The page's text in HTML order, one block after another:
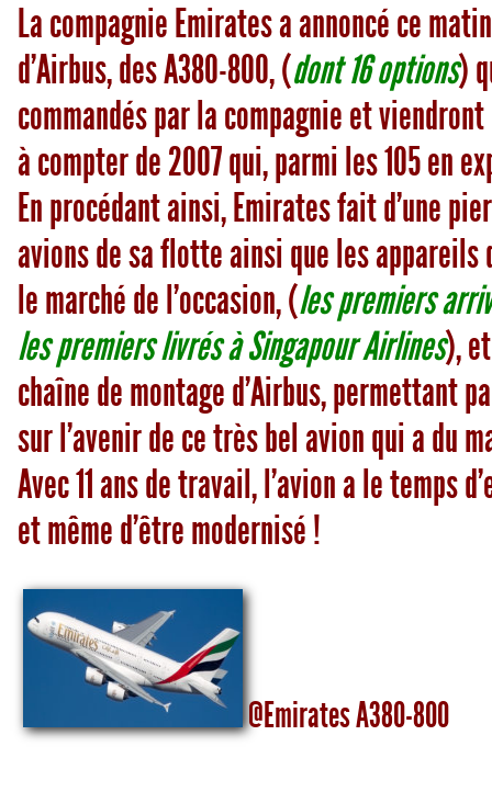
La compagnie Emirates a annoncé ce
d’Airbus, des A380-800, (dont 16 options)
commandés par la compagnie et
à compter de 2007 qui, parmi les 105 en
En procédant ainsi, Emirates fait d’une
avions de sa flotte ainsi que les appareils
le marché de l’occasion, (les premiers
les premiers livrés à Singapour Airlines),
chaîne de montage d’Airbus, permettant
sur l’avenir de ce très bel avion qui a du
Avec 11 ans de travail, l’avion a le temps
et même d’être modernisé !
@Emirates A380-800